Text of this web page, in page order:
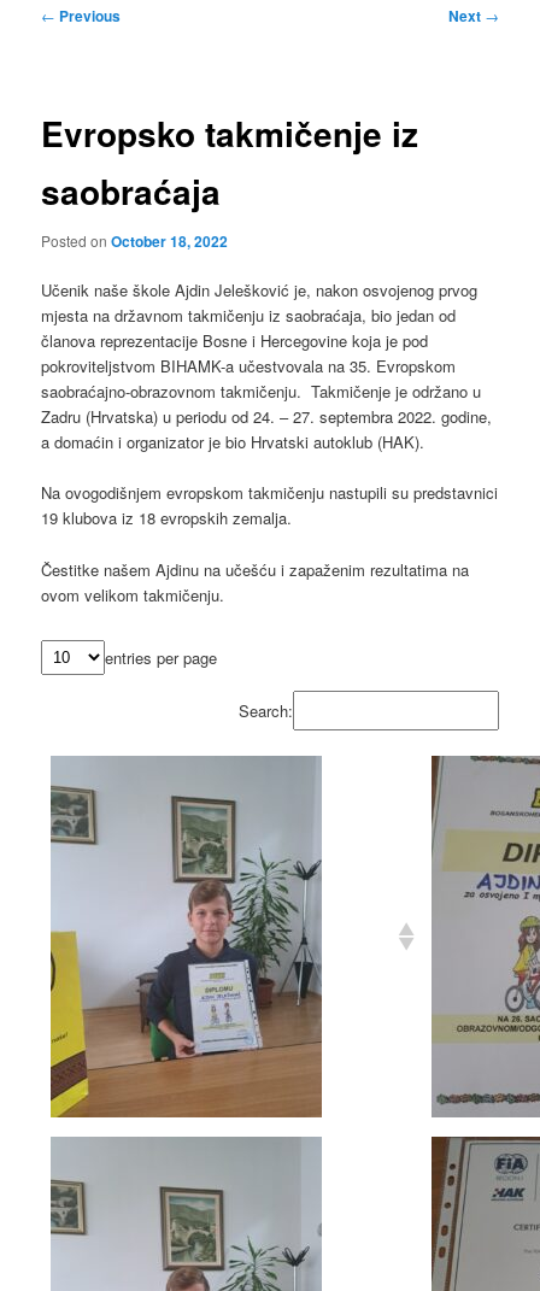
Post
← Previous Next →
Evropsko takmičenje iz
saobraćaja
Posted onOctober 18, 2022
Učenik naše škole Ajdin Jelešković je, nakon osvojenog prvog
mjesta na državnom takmičenju iz saobraćaja, bio jedan od
članova reprezentacije Bosne i Hercegovine koja je pod
pokroviteljstvom BIHAMK-a učestvovala na 35. Evropskom
saobraćajno-obrazovnom takmičenju. Takmičenje je održano u
Zadru (Hrvatska) u periodu od 24. – 27. septembra 2022. godine,
a domaćin i organizator je bio Hrvatski autoklub (HAK).
Na ovogodišnjem evropskom takmičenju nastupili su predstavnici
19 klubova iz 18 evropskih zemalja.
Čestitke našem Ajdinu na učešću i zapaženim rezultatima na
ovom velikom takmičenju.
entries per page
Search: